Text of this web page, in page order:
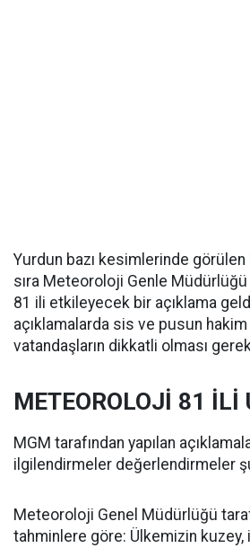
Yurdun bazı kesimlerinde görülen
sıra Meteoroloji Genle Müdürlüğü
81 ili etkileyecek bir açıklama
açıklamalarda sis ve pusun
vatandaşların dikkatli olması
METEOROLOJİ 81 İLİ
MGM tarafından yapılan
ilgilendirmeler değerlendirmeler
Meteoroloji Genel Müdürlüğü
tahminlere göre: Ülkemizin kuzey,